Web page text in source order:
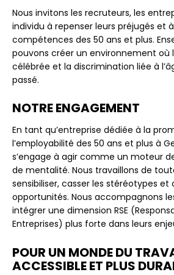
Nous invitons les recruteurs, les
individu à repenser leurs préjugés et
compétences des 50 ans et plus.
pouvons créer un environnement où
célébrée et la discrimination liée à
passé.
NOTRE ENGAGEMENT
En tant qu’entreprise dédiée à la
l’employabilité des 50 ans et plus à
s’engage à agir comme un moteur
de mentalité. Nous travaillons de
sensibiliser, casser les stéréotypes et
opportunités. Nous accompagnons
intégrer une dimension RSE
Entreprises) plus forte dans leurs
POUR UN MONDE DU
ACCESSIBLE ET PLUS